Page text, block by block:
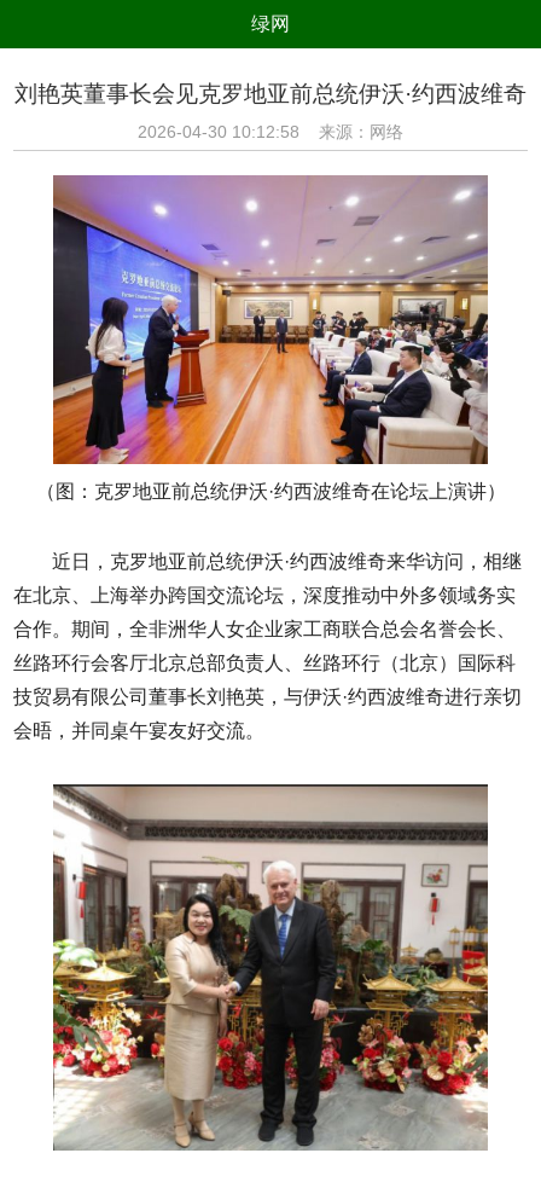
绿网
健康
时尚 新技术
环境保护 节能减排 绿色产业 污染防治
刘艳英董事长会见克罗地亚前总统伊沃·约西波维奇
2026-04-30 10:12:58 来源：网络
（图：克罗地亚前总统伊沃·约西波维奇在论坛上演讲）
近日，克罗地亚前总统伊沃·约西波维奇来华访问，相继
在北京、上海举办跨国交流论坛，深度推动中外多领域务实
合作。期间，全非洲华人女企业家工商联合总会名誉会长、
丝路环行会客厅北京总部负责人、丝路环行（北京）国际科
技贸易有限公司董事长刘艳英，与伊沃·约西波维奇进行亲切
会晤，并同桌午宴友好交流。